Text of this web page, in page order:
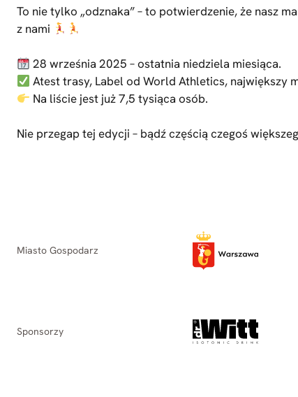
To nie tylko „odznaka” – to potwierdzenie, że nasz
z nami
28 września 2025 – ostatnia niedziela miesiąca.
Atest trasy, Label od World Athletics, największy
Na liście jest już 7,5 tysiąca osób.
Nie przegap tej edycji – bądź częścią czegoś
Miasto Gospodarz
Sponsorzy